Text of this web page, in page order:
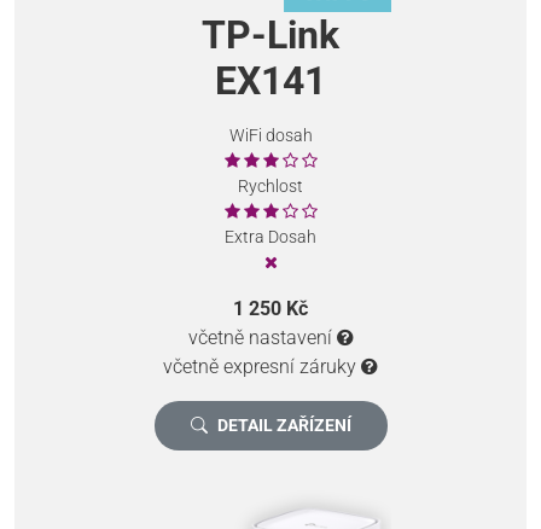
TP-Link
EX141
WiFi dosah
Rychlost
Extra Dosah
1 250 Kč
včetně nastavení
včetně expresní záruky
DETAIL ZAŘÍZENÍ